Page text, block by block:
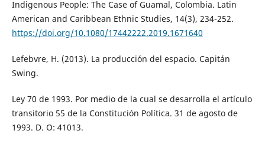
Indigenous People: The Case of Guamal, Colombia. Latin
American and Caribbean Ethnic Studies, 14(3), 234-252.
https://doi.org/10.1080/17442222.2019.1671640
Lefebvre, H. (2013). La producción del espacio. Capitán
Swing.
Ley 70 de 1993. Por medio de la cual se desarrolla el artículo
transitorio 55 de la Constitución Política. 31 de agosto de
1993. D. O: 41013.